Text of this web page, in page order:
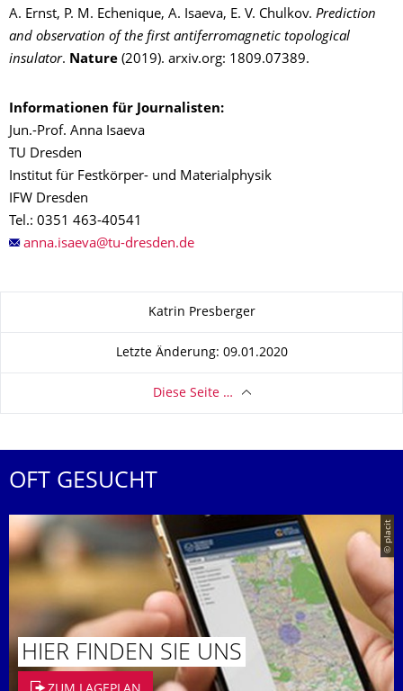
A. Ernst, P. M. Echenique, A. Isaeva, E. V. Chulkov. Prediction
and observation of the first antiferromagnetic topological
insulator. Nature (2019). arxiv.org: 1809.07389.
Informationen für Journalisten:
Jun.-Prof. Anna Isaeva
TU Dresden
Institut für Festkörper- und Materialphysik
IFW Dresden
Tel.: 0351 463-40541
Katrin Presberger
Letzte Änderung: 09.01.2020
Diese Seite …
OFT GESUCHT
© placit
HIER FINDEN SIE UNS